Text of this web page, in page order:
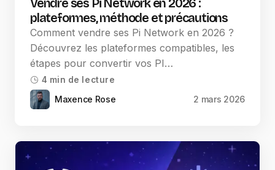
Vendre ses Pi Network en 2026 :
plateformes, méthode et précautions
Comment vendre ses Pi Network en 2026 ?
Découvrez les plateformes compatibles, les
étapes pour convertir vos PI…
4 min de lecture
Maxence Rose 2 mars 2026